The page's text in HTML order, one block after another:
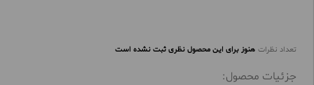
تعداد نظرات هنوز برای این محصول نظری ثبت نشده است
جزئیات محصول: